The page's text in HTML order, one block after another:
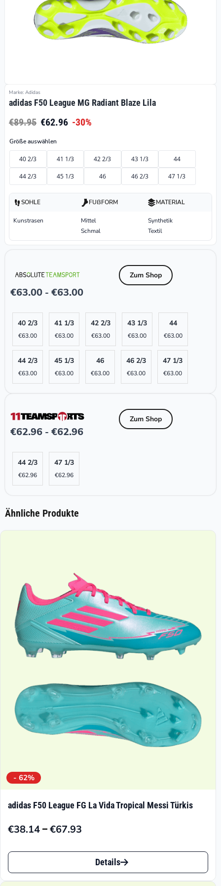
Marke: Adidas
adidas F50 League MG Radiant Blaze Lila
€89.95 €62.96 -30%
Größe auswählen
40 2/3 41 1/3 42 2/3 43 1/3 44
44 2/3 45 1/3 46 46 2/3 47 1/3
SOHLE
Kunstrasen
FUßFORM
Mittel
Schmal
MATERIAL
Synthetik
Textil
€63.00 - €63.00
Zum Shop
40 2/3
€63.00
41 1/3
€63.00
42 2/3
€63.00
43 1/3
€63.00
44
€63.00
44 2/3
€63.00
45 1/3
€63.00
46
€63.00
46 2/3
€63.00
47 1/3
€63.00
€62.96 - €62.96
Zum Shop
44 2/3
€62.96
47 1/3
€62.96
Ähnliche Produkte
- 62%
adidas F50 League FG La Vida Tropical Messi Türkis
€38.14–€67.93
Preisspanne:
€67.93
Dieses
Produkt
Details